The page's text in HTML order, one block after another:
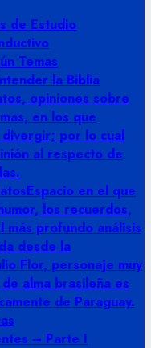
de Estudio
Temas
la Biblia
opiniones sobre
en los que
por lo cual
al respecto de
Espacio en el que
los recuerdos,
más profundo análisis
desde la
Flor, personaje muy
alma brasileña es
de Paraguay.
– Parte I